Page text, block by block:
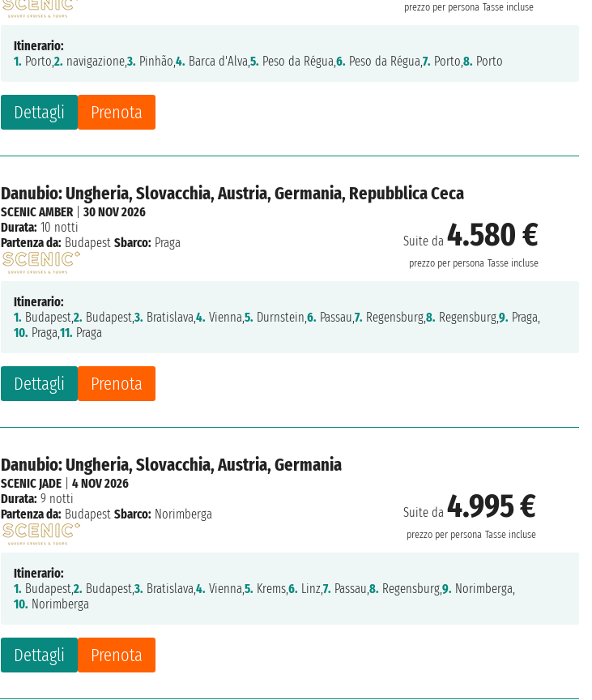
prezzo per persona Tasse incluse
Dettagli Prenota
Itinerario:
1. Porto,2. navigazione,3. Pinhão,4. Barca d'Alva,5. Peso da Régua,6. Peso da Régua,7. Porto,8. Porto
Danubio: Ungheria, Slovacchia, Austria, Germania, Repubblica Ceca
Suite da4.580 €
prezzo per persona Tasse incluse
Dettagli Prenota
SCENIC AMBER|30 NOV 2026
Durata: 10 notti
Partenza da: Budapest Sbarco: Praga
Itinerario:
1. Budapest,2. Budapest,3. Bratislava,4. Vienna,5. Durnstein,6. Passau,7. Regensburg,8. Regensburg,9. Praga,
10. Praga,11. Praga
Danubio: Ungheria, Slovacchia, Austria, Germania
Suite da4.995 €
prezzo per persona Tasse incluse
Dettagli Prenota
SCENIC JADE |4 NOV 2026
Durata: 9 notti
Partenza da: Budapest Sbarco: Norimberga
Itinerario:
1. Budapest,2. Budapest,3. Bratislava,4. Vienna,5. Krems,6. Linz,7. Passau,8. Regensburg,9. Norimberga,
10. Norimberga